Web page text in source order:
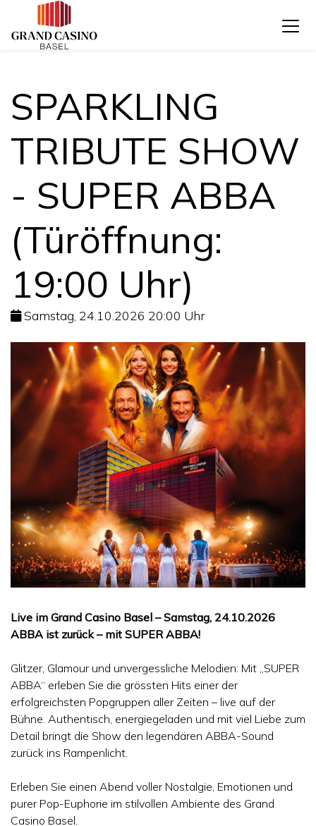
SPARKLING
TRIBUTE SHOW
- SUPER ABBA
(Türöffnung:
19:00 Uhr)
Samstag, 24.10.2026 20:00 Uhr
Live im Grand Casino Basel – Samstag, 24.10.2026
ABBA ist zurück – mit SUPER ABBA!
Glitzer, Glamour und unvergessliche Melodien: Mit „SUPER
ABBA“ erleben Sie die grössten Hits einer der
erfolgreichsten Popgruppen aller Zeiten – live auf der
Bühne. Authentisch, energiegeladen und mit viel Liebe zum
Detail bringt die Show den legendären ABBA-Sound
zurück ins Rampenlicht.
Erleben Sie einen Abend voller Nostalgie, Emotionen und
purer Pop-Euphorie im stilvollen Ambiente des Grand
Casino Basel.